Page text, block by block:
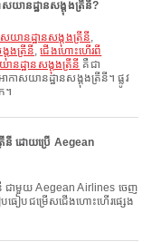
យានដ្ឋានសង្តុងត្រីនី?
យានដ្ឋានសង្តុងត្រីនី,
តុងត្រីនី,ជើងហោះហើរពី
នដ្ឋានសង្តុងត្រីនី គឺជា
ាសយានដ្ឋានសង្តុងត្រីនី។ ផ្លូវ
។
នី ដោយប្រើ Aegean
ធៀបជម្រើសជើងហោះហើរផ្សេង